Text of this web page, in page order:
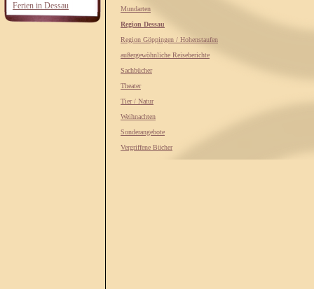
Ferien in Dessau
Mundarten
Region Dessau
Region Göppingen / Hohenstaufen
außergewöhnliche Reiseberichte
Sachbücher
Theater
Tier / Natur
Weihnachten
Sonderangebote
Vergriffene Bücher